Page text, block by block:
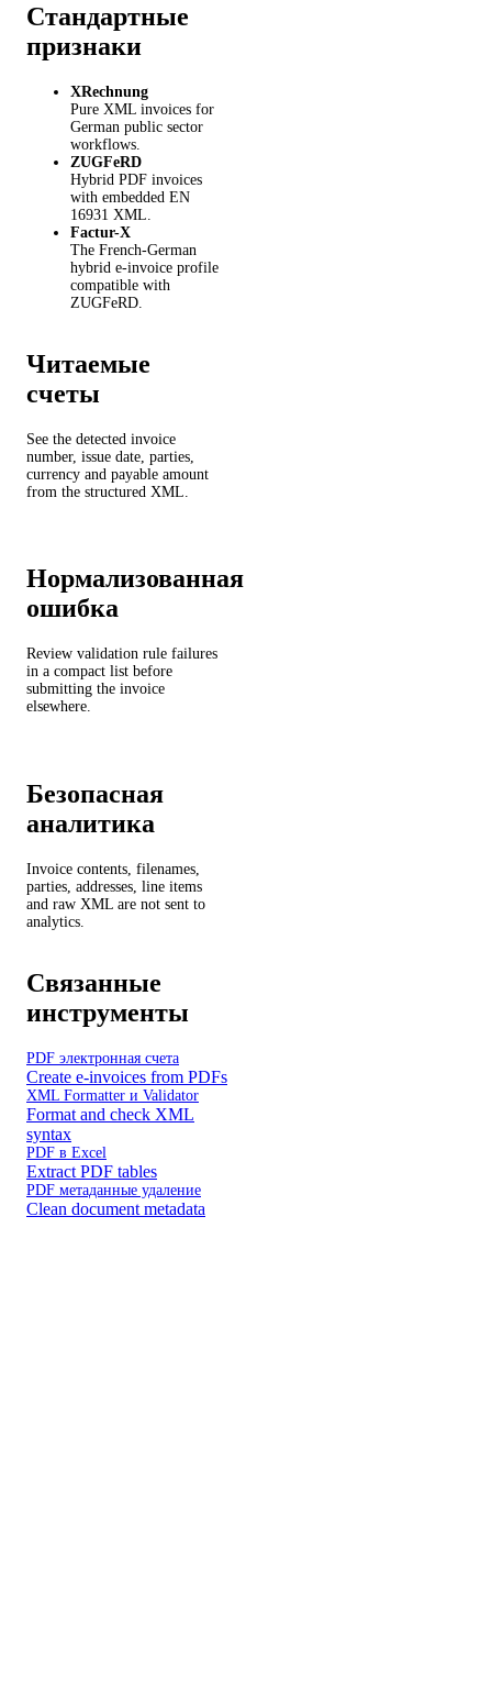
Стандартные
признаки
XRechnung
Pure XML invoices for
German public sector
workflows.
ZUGFeRD
Hybrid PDF invoices
with embedded EN
16931 XML.
Factur-X
The French-German
hybrid e-invoice profile
compatible with
ZUGFeRD.
Читаемые
счеты
See the detected invoice
number, issue date, parties,
currency and payable amount
from the structured XML.
Нормализованная
ошибка
Review validation rule failures
in a compact list before
submitting the invoice
elsewhere.
Безопасная
аналитика
Invoice contents, filenames,
parties, addresses, line items
and raw XML are not sent to
analytics.
Связанные
инструменты
PDF электронная счета
Create e-invoices from PDFs
XML Formatter и Validator
Format and check XML
syntax
PDF в Excel
Extract PDF tables
PDF метаданные удаление
Clean document metadata